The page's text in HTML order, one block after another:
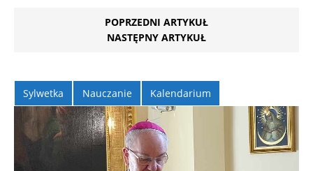
POPRZEDNI ARTYKUŁ
NASTĘPNY ARTYKUŁ
Sylwetka Nauczanie Kalendarium